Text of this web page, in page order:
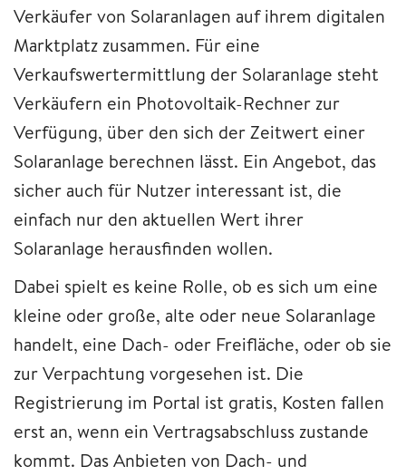
Verkäufer von Solaranlagen auf ihrem digitalen
Marktplatz zusammen. Für eine
Verkaufswertermittlung der Solaranlage steht
Verkäufern ein Photovoltaik-Rechner zur
Verfügung, über den sich der Zeitwert einer
Solaranlage berechnen lässt. Ein Angebot, das
sicher auch für Nutzer interessant ist, die
einfach nur den aktuellen Wert ihrer
Solaranlage herausfinden wollen.
Dabei spielt es keine Rolle, ob es sich um eine
kleine oder große, alte oder neue Solaranlage
handelt, eine Dach- oder Freifläche, oder ob sie
zur Verpachtung vorgesehen ist. Die
Registrierung im Portal ist gratis, Kosten fallen
erst an, wenn ein Vertragsabschluss zustande
kommt. Das Anbieten von Dach- und